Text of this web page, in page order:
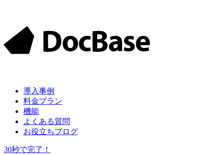
導入事例
料金プラン
機能
よくある質問
お役立ちブログ
30秒で完了！